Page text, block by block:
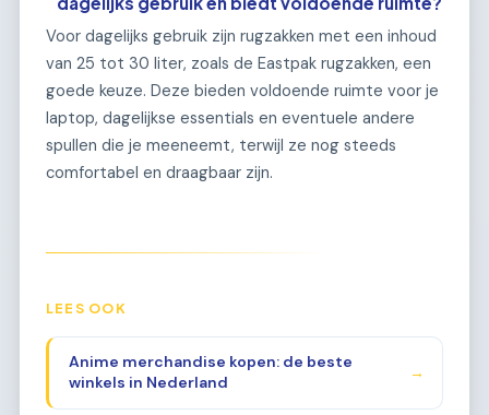
Voor dagelijks gebruik zijn rugzakken met een inhoud
van 25 tot 30 liter, zoals de Eastpak rugzakken, een
goede keuze. Deze bieden voldoende ruimte voor je
laptop, dagelijkse essentials en eventuele andere
spullen die je meeneemt, terwijl ze nog steeds
comfortabel en draagbaar zijn.
LEES OOK
Anime merchandise kopen: de beste
winkels in Nederland
→